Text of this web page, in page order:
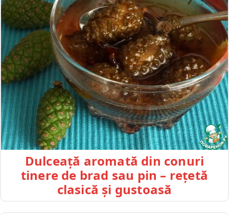
Dulceață aromată din conuri
tinere de brad sau pin – rețetă
clasică și gustoasă